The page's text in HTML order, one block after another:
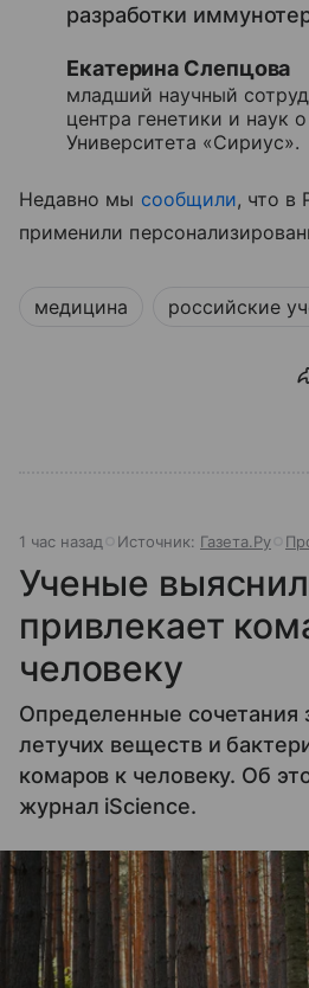
разработки
Екатерина Слепцова
младший научный
центра генетики и наук
Университета «Сириус».
Недавно мы сообщили, что в
применили
медицина российские
1 час назад Источник: Газета.Ру
Ученые
привлекает
человеку
Определенные сочетания
летучих веществ и
комаров к человеку. Об
журнал iScience.